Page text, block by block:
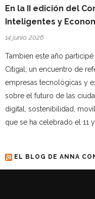
En la II edición del
Inteligentes y
14 junio, 2026
Tambien este año
Citigal; un encuentro de
empresas tecnológicas y
sobre el futuro de las
digital, sostenibilidad,
que se ha celebrado el 11
EL BLOG DE ANNA